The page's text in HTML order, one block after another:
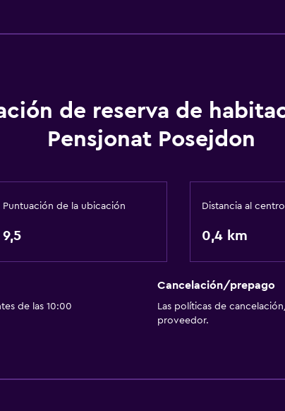
de reserva de
Pensjonat Posejdon
Puntuación de la ubicación
9,5
Distancia al centro
0,4 km
de las 10:00
Cancelación/prepago
Las políticas de
proveedor.